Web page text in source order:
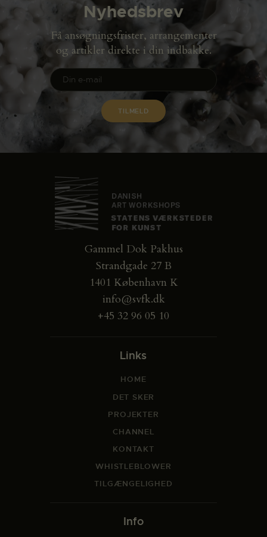
Nyhedsbrev
Få ansøgningsfrister, arrangementer
og artikler direkte i din indbakke.
Gammel Dok Pakhus
Strandgade 27 B
1401 København K
info@svfk.dk
+45 32 96 05 10
Links
HOME
DET SKER
PROJEKTER
CHANNEL
KONTAKT
WHISTLEBLOWER
TILGÆNGELIGHED
Info